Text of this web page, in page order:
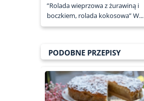
”Rolada wieprzowa z żurawiną i
boczkiem, rolada kokosowa” W...
PODOBNE PRZEPISY